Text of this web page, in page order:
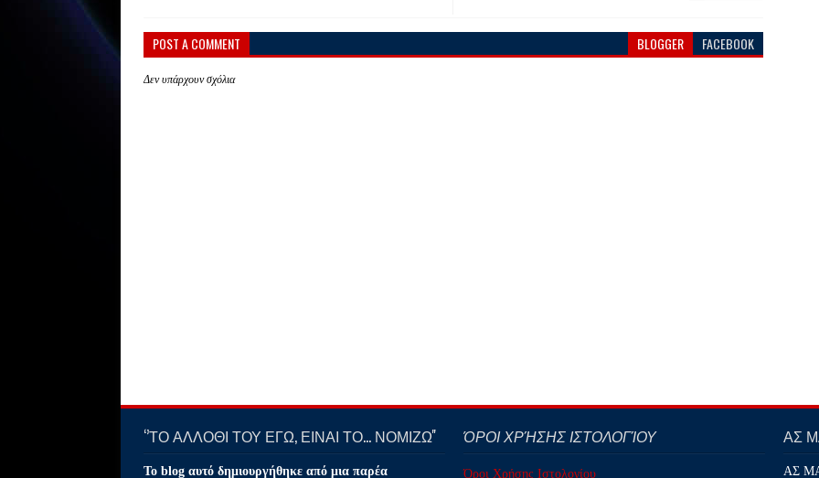
POST A COMMENT BLOGGER FACEBOOK
Δεν υπάρχουν σχόλια
‘’ΤΟ ΑΛΛΟΘΙ ΤΟΥ ΕΓΩ, ΕΙΝΑΙ ΤΟ… ΝΟΜΙΖΩ''
Το blog αυτό δημιουργήθηκε από μια παρέα
ΌΡΟΙ ΧΡΉΣΗΣ ΙΣΤΟΛΟΓΊΟΥ
Όροι Χρήσης Ιστολογίου
ΑΣ
ΑΣ